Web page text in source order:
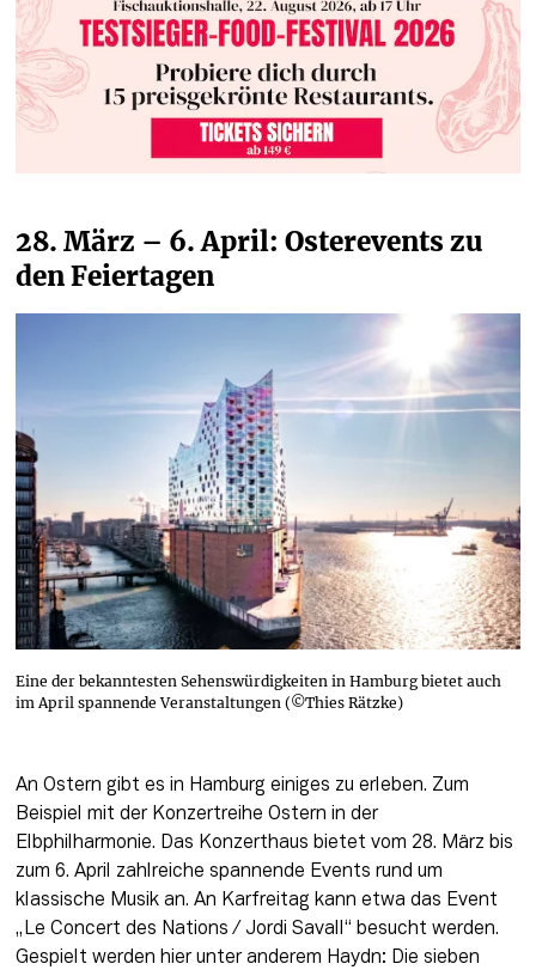
28. März – 6. April: Osterevents zu
den Feiertagen
Eine der bekanntesten Sehenswürdigkeiten in Hamburg bietet auch
im April spannende Veranstaltungen (©Thies Rätzke)
An Ostern gibt es in Hamburg einiges zu erleben. Zum
Beispiel mit der Konzertreihe Ostern in der
Elbphilharmonie. Das Konzerthaus bietet vom 28. März bis
zum 6. April zahlreiche spannende Events rund um
klassische Musik an. An Karfreitag kann etwa das Event
„Le Concert des Nations / Jordi Savall“ besucht werden.
Gespielt werden hier unter anderem Haydn: Die sieben